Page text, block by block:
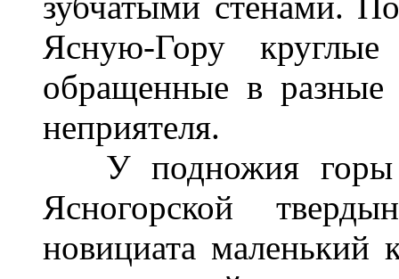
Ясную-Гору
обращенные в
неприятеля.
У подножия горы
Ясногорской
новициата маленький